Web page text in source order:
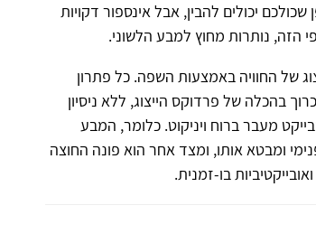
יכולים להבין, אבל אינספור דקויות
הזה, נותרות מחוץ למבע הלשוני.
של החוויה באמצעות השפה. כל פתרון
בהכלה של פרדוקס הייצוג, ללא ניסיון
מעבר ברוח ויניקוט. כלומר, המבע
ומבטא אותו, ומצד אחר הוא פונה החוצה
בו-זמנית.